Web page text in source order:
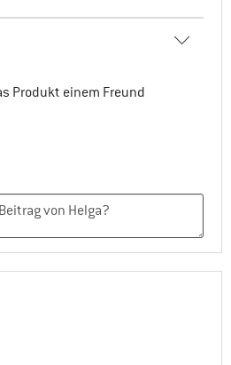
Produkt einem Freund